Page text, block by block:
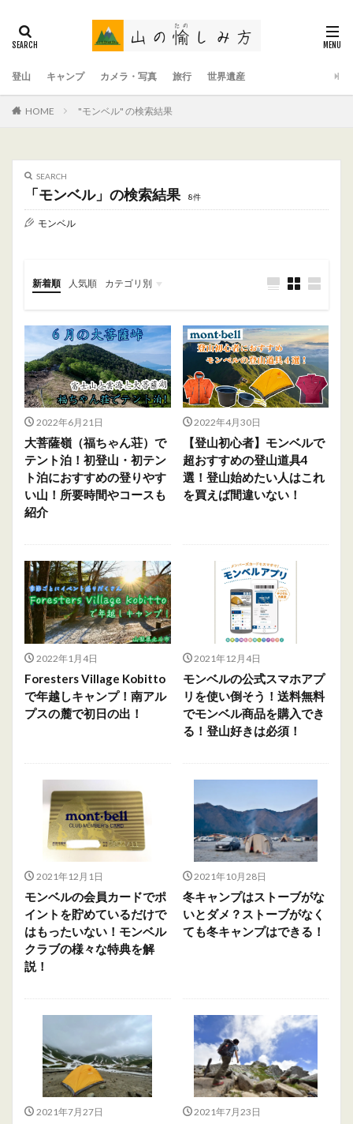
登山 キャンプ カメラ・写真 旅行 世界遺産
HOME "モンベル" の検索結果
SEARCH
「モンベル」の検索結果 8件
モンベル
新着順 人気順 カテゴリ別
2022年6月21日
大菩薩嶺（福ちゃん荘）で
テント泊！初登山・初テン
ト泊におすすめの登りやす
い山！所要時間やコースも
紹介
2022年4月30日
【登山初心者】モンベルで
超おすすめの登山道具4
選！登山始めたい人はこれ
を買えば間違いない！
2022年1月4日
Foresters Village Kobitto
で年越しキャンプ！南アル
プスの麓で初日の出！
2021年12月4日
モンベルの公式スマホアプ
リを使い倒そう！送料無料
でモンベル商品を購入でき
る！登山好きは必須！
2021年12月1日
モンベルの会員カードでポ
イントを貯めているだけで
はもったいない！モンベル
クラブの様々な特典を解
説！
2021年10月28日
冬キャンプはストーブがな
いとダメ？ストーブがなく
ても冬キャンプはできる！
2021年7月27日 2021年7月23日